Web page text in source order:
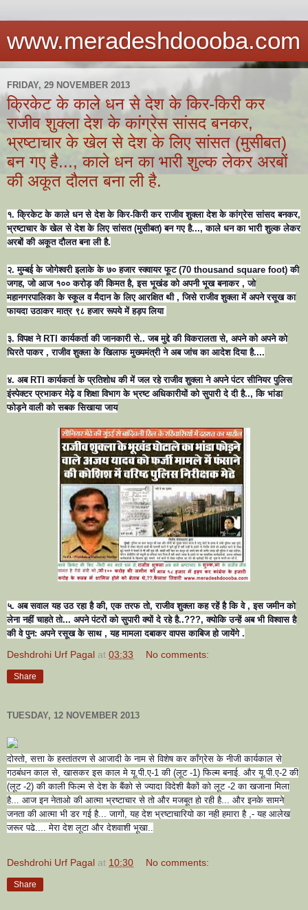
www.meradeshdoooba.com
FRIDAY, 29 NOVEMBER 2013
क्रिकेट के काले धन से देश के किर-किरी कर
राजीव शुक्ला देश के कांग्रेस सांसद बनकर,
भ्रष्टाचार के खेल से देश के लिए सांसत (मुसीबत)
बन गए है..., काले धन का भारी शुल्क लेकर अरबों
की अकूत दौलत बना ली है.
१. क्रिकेट के काले धन से देश के किर-किरी कर राजीव शुक्ला देश के कांग्रेस सांसद बनकर,
भ्रष्टाचार के खेल से देश के लिए सांसत (मुसीबत) बन गए है..., काले धन का भारी शुल्क लेकर
अरबों की अकूत दौलत बना ली है.
२. मुम्बई के जोगेश्वरी इलाके के ७० हजार स्क्वायर फूट (70 thousand square foot) की
जगह, जो आज १०० करोड़ की किमत है, इस भूखंड को अपनी भूख बनाकर , जो
महानगरपालिका के स्कूल व मैदान के लिए आरक्षित थी , जिसे राजीव शुक्ला में अपने रसूख का
फायदा उठाकर मात्र ९८ हजार रूपये में हड़प लिया
३. विपक्ष ने RTI कार्यकर्ता की जानकारी से.. जब मुद्दे की विकरालता से, अपने को अपने को
घिरते पाकर , राजीव शुक्ला के खिलाफ मुख्यमंत्री ने अब जांच का आदेश दिया है....
४. अब RTI कार्यकर्ता के प्रतिशोध की में जल रहे राजीव शुक्ला ने अपने पंटर सीनियर पुलिस
इंस्पेक्टर प्रभाकर मेढ़े व शिक्षा विभाग के भ्रष्ट अधिकारीयों को सुपारी दे दी है.., कि भांडा
फोड़ने वाली को सबक सिखाया जाय
५. अब सवाल यह उठ रहा है की, एक तरफ तो, राजीव शुक्ला कह रहें है कि वे , इस जमीन को
लेना नहीं चाहते तो... अपने पंटरों को सुपारी क्यों दे रहे है..???, क्योकि उन्हें अब भी विश्वास है
की वे पुन: अपने रसूख के साथ , यह मामला दबाकर वापस काबिज हो जायेंगे .
Deshdrohi Urf Pagal at 03:33 No comments:
Share
TUESDAY, 12 NOVEMBER 2013
दोस्तो, सत्ता के हस्तांतरण से आजादी के नाम से विशेष कर काँग्रेस के नीजी कार्यकाल से
गठबंधन काल से, खासकर इस काल मे यू.पी.ए-1 की (लूट -1) फिल्म बनाई. और यू.पी.ए-2 की
(लूट -2) की काली फिल्म से देश के बैंको से ज्यादा विदेशी बैकों को लूट -2 का खजाना मिला
है... आज इन नेताओ की आत्मा भ्रष्टाचार से तो और मजबूत हो रही है... और इनके सामने
जनता की आत्मा भी डर गई है... जागों, यह देश भ्रष्टाचारियो का नही हमारा है ,- यह आलेख
जरूर पढे.... मेरा देश लूटा और देशवाशी भूखा..
Deshdrohi Urf Pagal at 10:30 No comments:
Share